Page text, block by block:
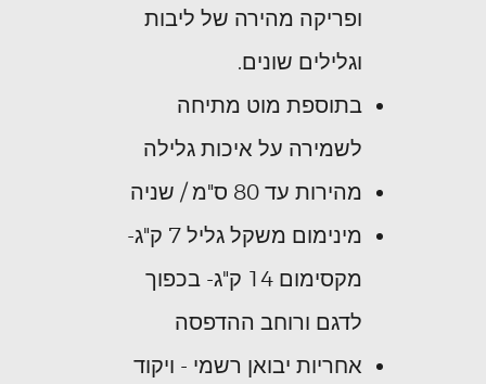
ופריקה מהירה של ליבות
וגלילים שונים.
בתוספת מוט מתיחה
לשמירה על איכות גלילה
מהירות עד 80 ס"מ / שניה
מינימום משקל גליל 7 ק"ג-
מקסימום 14 ק"ג- בכפוך
לדגם ורוחב ההדפסה
אחריות יבואן רשמי - ויקוד